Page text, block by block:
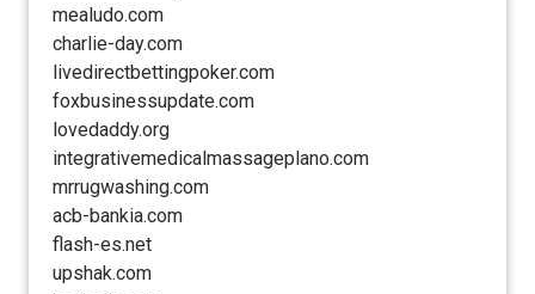
mealudo.com
charlie-day.com
livedirectbettingpoker.com
foxbusinessupdate.com
lovedaddy.org
integrativemedicalmassageplano.com
mrrugwashing.com
acb-bankia.com
flash-es.net
upshak.com